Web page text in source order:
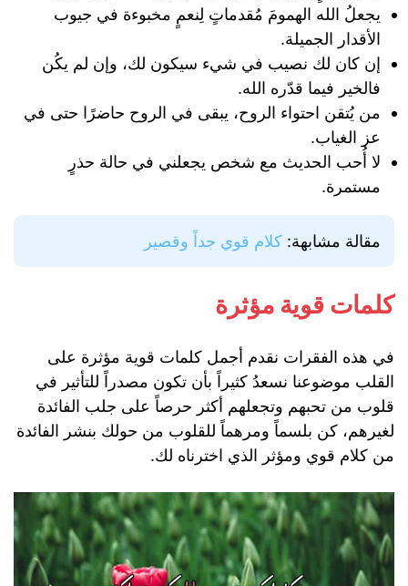
يجعلُ الله الهمومَ مُقدماتٍ لِنعمٍ مخبوءة في جيوب
الأقدار الجميلة.
إن كان لك نصيب في شيء سيكون لك، وإن لم يكُن
فالخير فيما قدّره الله.
من يُتقن احتواء الروح، يبقى في الروح حاضرًا حتى في
عز الغياب.
لا أُحب الحديث مع شخص يجعلني في حالة حذرٍ
مستمرة.
مقالة مشابهة: كلام قوي جداً وقصير
كلمات قوية مؤثرة
في هذه الفقرات نقدم أجمل كلمات قوية مؤثرة على
القلب موضوعنا نسعدُ كثيراً بأن تكون مصدراً للتأثير في
قلوب من تحبهم وتجعلهم أكثر حرصاً على جلب الفائدة
لغيرهم، كن بلسماً ومرهماً للقلوب من حولك بنشر الفائدة
من كلام قوي ومؤثر الذي اخترناه لك.